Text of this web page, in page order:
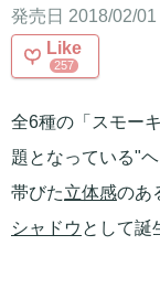
発売日 2018/02/01
Like
257
全6種の「スモー
題となっている"
帯びた立体感のあ
シャドウ として誕